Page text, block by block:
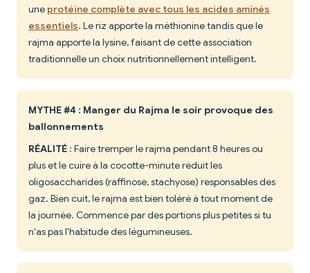
une protéine complète avec tous les acides aminés
essentiels. Le riz apporte la méthionine tandis que le
rajma apporte la lysine, faisant de cette association
traditionnelle un choix nutritionnellement intelligent.
MYTHE #4 : Manger du Rajma le soir provoque des
ballonnements
RÉALITÉ : Faire tremper le rajma pendant 8 heures ou
plus et le cuire à la cocotte-minute réduit les
oligosaccharides (raffinose, stachyose) responsables des
gaz. Bien cuit, le rajma est bien toléré à tout moment de
la journée. Commence par des portions plus petites si tu
n'as pas l'habitude des légumineuses.